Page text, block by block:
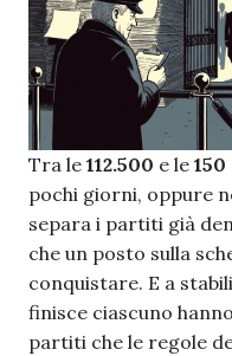
Tra le 112.500 e le
pochi giorni, oppure
separa i partiti già
che un posto sulla
conquistare. E a
finisce ciascuno
partiti che le regole